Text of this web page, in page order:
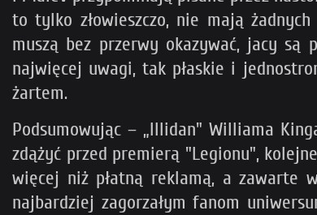
to tylko złowieszczo, nie mają
muszą bez przerwy okazywać, jacy
najwięcej uwagi, tak płaskie i
żartem.
Podsumowując – „Illidan" Williama
zdążyć przed premierą "Legionu",
więcej niż płatną reklamą, a zawarte
najbardziej zagorzałym fanom